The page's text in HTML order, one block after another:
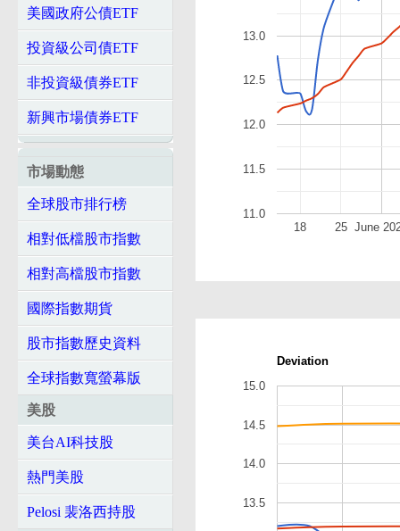
美國政府公債ETF
投資級公司債ETF
非投資級債券ETF
新興市場債券ETF
市場動態
全球股市排行榜
相對低檔股市指數
相對高檔股市指數
國際指數期貨
股市指數歷史資料
全球指數寬螢幕版
美股
美台AI科技股
熱門美股
Pelosi 裴洛西持股
June
18 25
11.0
11.5
12.0
12.5
13.0
Deviation
13.5
14.0
14.5
15.0